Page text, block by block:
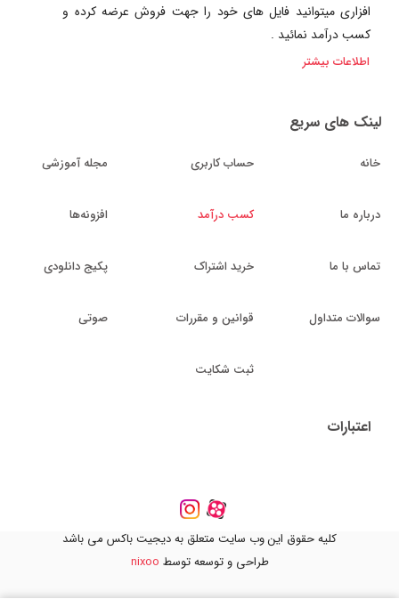
افزاری میتوانید فایل های خود را جهت فروش عرضه کرده و
کسب درآمد نمائید .
اطلاعات بیشتر
لینک های سریع
خانه
درباره ما
تماس با ما
سوالات متداول
حساب کاربری
کسب درآمد
خرید اشتراک
قوانین و مقررات
ثبت شکایت
مجله آموزشی
افزونه‌ها
پکیج دانلودی
صوتی
اعتبارات
کلیه حقوق این وب سایت متعلق به دیجیت باکس می باشد
طراحی و توسعه توسط nixoo